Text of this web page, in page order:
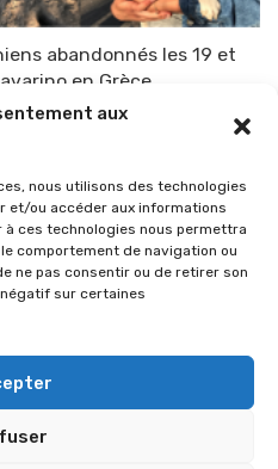
aux
nous utilisons des technologies
et/ou accéder aux informations
ces technologies nous permettra
comportement de navigation ou
ne pas consentir ou de retirer son
sur certaines
abandonnés les 19 et
en Grèce